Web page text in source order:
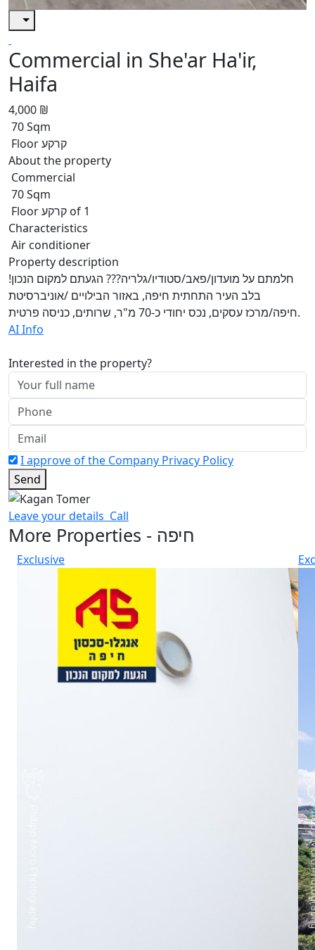
Commercial in She'ar Ha'ir,
Haifa
4,000 ₪
70 Sqm
Floor קרקע
About the property
Commercial
70 Sqm
Floor קרקע of 1
Characteristics
Air conditioner
Property description
חלמתם על מועדון/פאב/סטודיו/גלריה??? הגעתם למקום הנכון!
בלב העיר התחתית חיפה, באזור הבילויים /אוניברסיטת
חיפה/מרכז עסקים, נכס יחודי כ-70 מ"ר, שרותים, כניסה פרטית.
AI Info
Interested in the property?
I approve of the Company Privacy Policy
Send
Leave your details Call
More Properties - חיפה
Exclusive